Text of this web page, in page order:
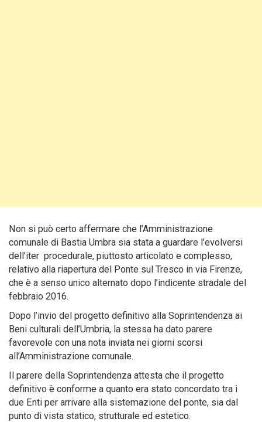
Non si può certo affermare che l’Amministrazione
comunale di Bastia Umbra sia stata a guardare l’evolversi
dell’iter procedurale, piuttosto articolato e complesso,
relativo alla riapertura del Ponte sul Tresco in via Firenze,
che è a senso unico alternato dopo l’indicente stradale del
febbraio 2016.
Dopo l’invio del progetto definitivo alla Soprintendenza ai
Beni culturali dell’Umbria, la stessa ha dato parere
favorevole con una nota inviata nei giorni scorsi
all’Amministrazione comunale.
Il parere della Soprintendenza attesta che il progetto
definitivo è conforme a quanto era stato concordato tra i
due Enti per arrivare alla sistemazione del ponte, sia dal
punto di vista statico, strutturale ed estetico.